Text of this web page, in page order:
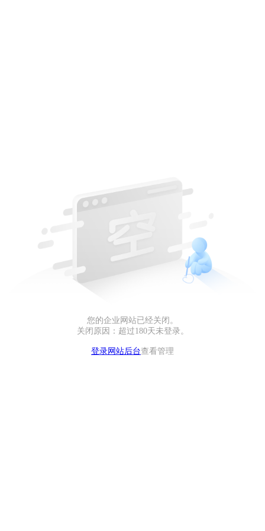
您的企业网站已经关闭。
关闭原因：超过180天未登录。
登录网站后台查看管理